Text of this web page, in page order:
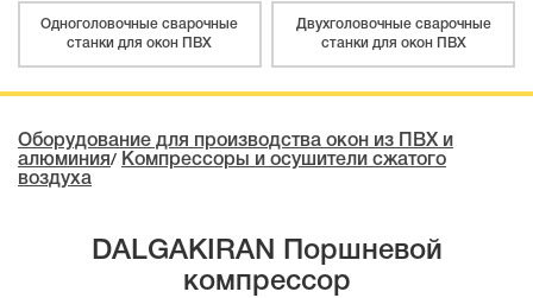
Одноголовочные сварочные
станки для окон ПВХ
Двухголовочные сварочные
станки для окон ПВХ
Оборудование для производства окон из ПВХ и
алюминия/ Компрессоры и осушители сжатого
воздуха
DALGAKIRAN Поршневой
компрессор